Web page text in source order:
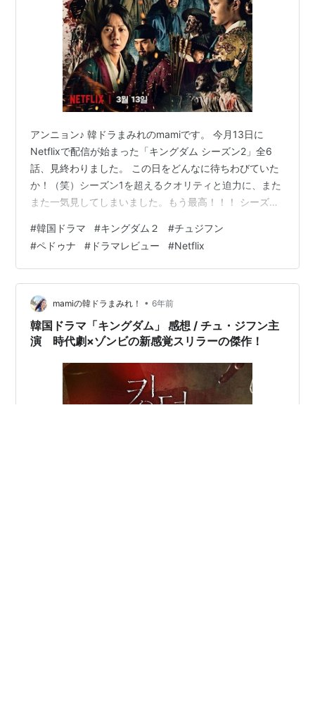
アンニョン♪ 韓ドラまみれのmamiです。 今月13日に
Netflixで配信が始まった「キングダム シーズン2」全6
話、見終わりました。 この日をどんなに待ちわびていた
か！（笑）シーズン1を超えるクオリティと迫力に、また
また一気見してしまいました。もう最高！！！ シーズン
ん！ 今回もほぼネタばれなしで感想を紹介していきたい
と思います。 作品情報 放送 演出 : パク・インジェ 演出 :
キム・ソンフン 脚本 : キム・ウニ キャスト シーズン1の
おさらい こちらもよかったらどうぞ↓ 予告編動画 ハマり
度・感想 作品情報 放送 2020年 / …
#韓国ドラマ #キングダム２ #チュジフン
#ペドゥナ # ドラマレビュー #Netflix
mamiの韓ドラまみれ！ • 6年前
韓国ドラマ「キングダム」 感想 / チュ・ジフン主
演 時代劇×ゾンビの新感覚スリラーの傑作！